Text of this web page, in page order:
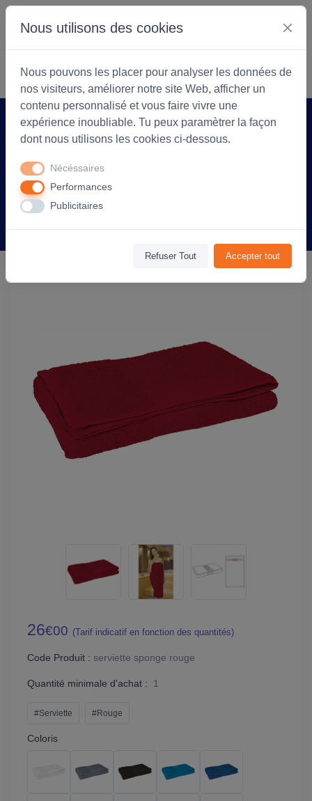
S'identifier Commencer
Accueil Arlea Textiles Produit
Sponge en coton 150x85 cm - Rouge
26€00 (Tarif indicatif en fonction des quantités)
Code Produit : serviette sponge rouge
Quantité minimale d'achat : 1
#Serviette #Rouge
Coloris
Nous utilisons des cookies
Nous pouvons les placer pour analyser les données de
nos visiteurs, améliorer notre site Web, afficher un
contenu personnalisé et vous faire vivre une
expérience inoubliable. Tu peux paramètrer la façon
dont nous utilisons les cookies ci-dessous.
Nécéssaires
Performances
Publicitaires
Refuser Tout Accepter tout